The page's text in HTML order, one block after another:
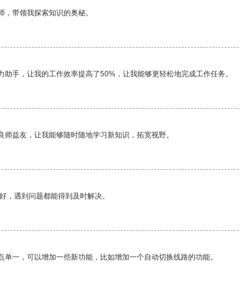
带领我探索知识的奥秘。
助手，让我的工作效率提高了50%，让我能够更轻松地完成工作任务。
益友，让我能够随时随地学习新知识，拓宽视野。
，遇到问题都能得到及时解决。
单一，可以增加一些新功能，比如增加一个自动切换线路的功能。